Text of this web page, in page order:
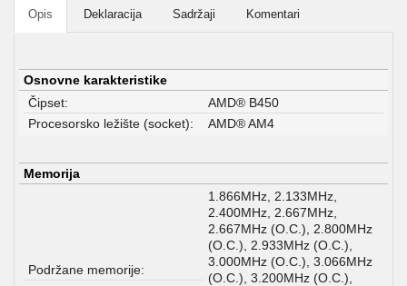
Opis Deklaracija Sadržaji Komentari
Osnovne karakteristike
Čipset:
AMD® B450
Procesorsko ležište (socket):
AMD® AM4
Memorija
Podržane memorije:
1.866MHz, 2.133MHz,
2.400MHz, 2.667MHz,
2.667MHz (O.C.), 2.800MHz
(O.C.), 2.933MHz (O.C.),
3.000MHz (O.C.), 3.066MHz
(O.C.), 3.200MHz (O.C.),